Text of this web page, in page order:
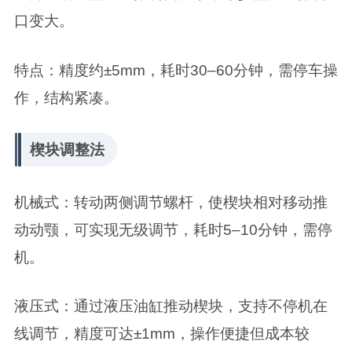
口‌变大‌。
‌特点‌：精度约±5mm，耗时30–60分钟，需停车操
作，结构紧凑。
‌楔块调整法‌
‌机械式‌：转动两侧调节螺杆，使楔块相对移动推
动动颚，可实现无级调节，耗时5–10分钟，需停
机。
‌液压式‌：通过液压油缸推动楔块，支持‌不停机在
线调节‌，精度可达±1mm，操作便捷但成本较